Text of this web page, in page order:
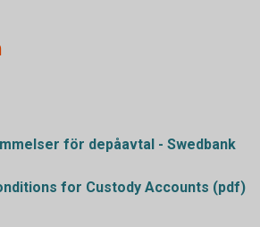
för depåavtal - Swedbank
for Custody Accounts (pdf)